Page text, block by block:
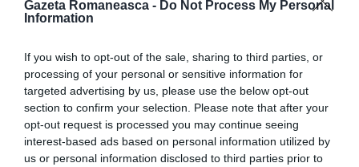
Gazeta Romaneasca - Do Not Process My Personal
Information
If you wish to opt-out of the sale, sharing to third parties, or
processing of your personal or sensitive information for
targeted advertising by us, please use the below opt-out
section to confirm your selection. Please note that after your
opt-out request is processed you may continue seeing
interest-based ads based on personal information utilized by
us or personal information disclosed to third parties prior to
de pretutindeni: Miss Diaspora, Festivalul Calatis şi
acum s-au organizat ȋn fiecare an la Mangalia. „Anul
acesta Roma va fi capitala românilor de
pretutindeni”, a mai spus Terteleac.
Deja au ȋnceput ȋnscrierile pentru preselecţiile Miss